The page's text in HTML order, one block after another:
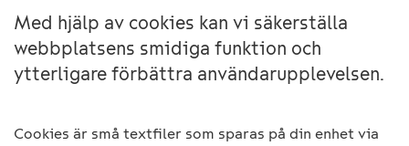
Med hjälp av cookies kan vi säkerställa
webbplatsens smidiga funktion och
ytterligare förbättra användarupplevelsen.
Cookies är små textfiler som sparas på din enhet via